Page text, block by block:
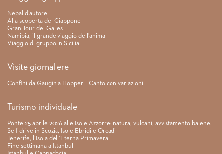
Nepal d’autore
Alla scoperta del Giappone
Gran Tour del Galles
Namibia, il grande viaggio dell’anima
Viaggio di gruppo in Sicilia
Visite giornaliere
Confini da Gaugin a Hopper – Canto con variazioni
Turismo individuale
Ponte 25 aprile 2026 alle Isole Azzorre: natura, vulcani, avvistamento balene.
Self drive in Scozia, Isole Ebridi e Orcadi
Tenerife, l’Isola dell’Eterna Primavera
Fine settimana a Istanbul